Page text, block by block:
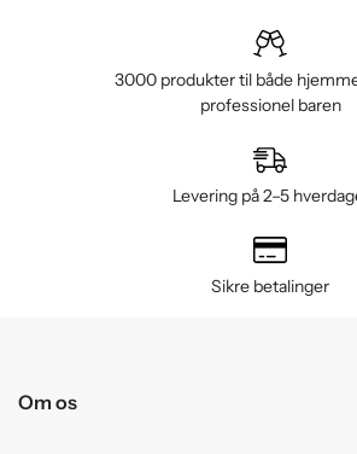
3000 produkter til både
professionel baren
Levering på 2–5
Sikre betalinger
Om os